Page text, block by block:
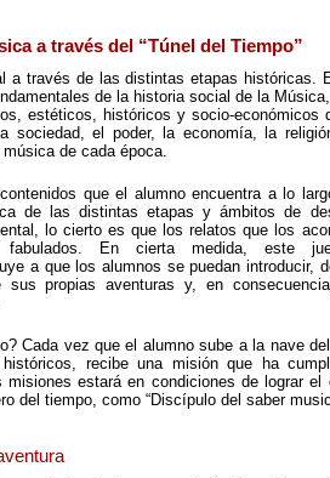
a través del “Túnel del Tiempo”
a través de las distintas etapas históricas.
de la historia social de la
estéticos, históricos y socio-económicos
sociedad, el poder, la economía, la
de cada época.
que el alumno encuentra a lo
de las distintas etapas y ámbitos de
lo cierto es que los relatos que los
fabulados. En cierta medida, este
a que los alumnos se puedan introducir,
propias aventuras y, en
Cada vez que el alumno sube a la nave
recibe una misión que ha
estará en condiciones de lograr el
del tiempo, como “Discípulo del saber